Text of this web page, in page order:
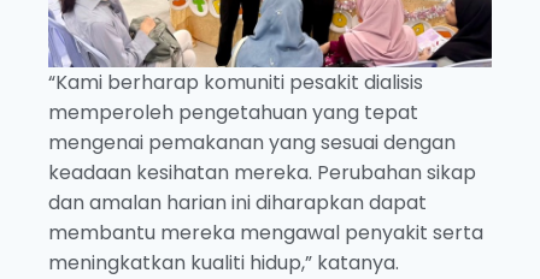
“Kami berharap komuniti pesakit dialisis
memperoleh pengetahuan yang tepat
mengenai pemakanan yang sesuai dengan
keadaan kesihatan mereka. Perubahan sikap
dan amalan harian ini diharapkan dapat
membantu mereka mengawal penyakit serta
meningkatkan kualiti hidup,” katanya.